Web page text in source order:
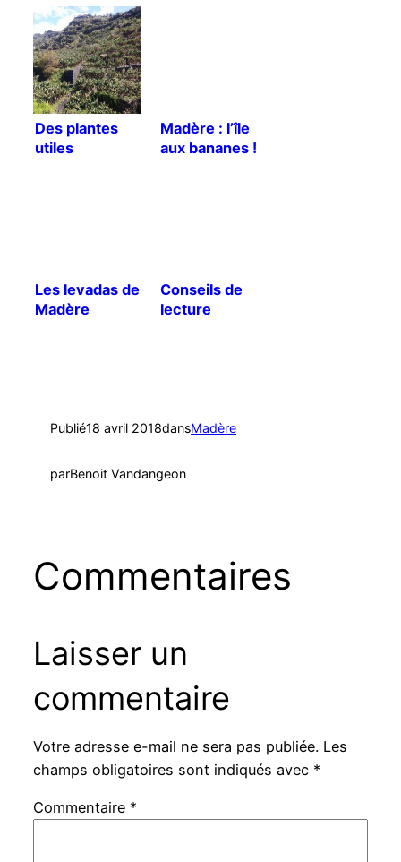
Des plantes
utiles
Madère : l’île
aux bananes !
Les levadas de
Madère
Conseils de
lecture
Publié18 avril 2018dansMadère
parBenoit Vandangeon
Commentaires
Laisser un
commentaire
Votre adresse e-mail ne sera pas publiée. Les
champs obligatoires sont indiqués avec *
Commentaire *